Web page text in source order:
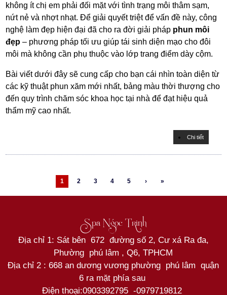
không ít chị em phải đối mặt với tình trạng môi thâm sạm,
nứt nẻ và nhợt nhạt. Để giải quyết triệt để vấn đề này, công
nghệ làm đẹp hiện đại đã cho ra đời giải pháp phun môi
đẹp – phương pháp tối ưu giúp tái sinh diện mạo cho đôi
môi mà không cần phụ thuộc vào lớp trang điểm dày cộm.
Bài viết dưới đây sẽ cung cấp cho bạn cái nhìn toàn diện từ
các kỹ thuật phun xăm mới nhất, bảng màu thời thượng cho
đến quy trình chăm sóc khoa học tại nhà để đạt hiệu quả
thẩm mỹ cao nhất.
Chi tiết
1 2 3 4 5 › »
Spa Ngọc Trinh
Địa chỉ 1: Sát bên 672 đường số 2, Cư xá Ra đa,
Phường phú lâm , Q6, TPHCM
Địa chỉ 2 : 668 an dương vương phường phú lâm quận
6 ra mặt phía sau
Điện thoại:0903392795 -0979719812